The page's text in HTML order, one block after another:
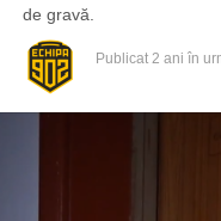
Inspectoratul General
menționează că și la
eforturi pentru
Nistru și Prut. Iar pe
apei din gospodăriile
fost solicitați în 33 de
de gravă.
Publicat 2 ani în